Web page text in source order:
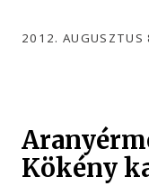
2012.
Kökény